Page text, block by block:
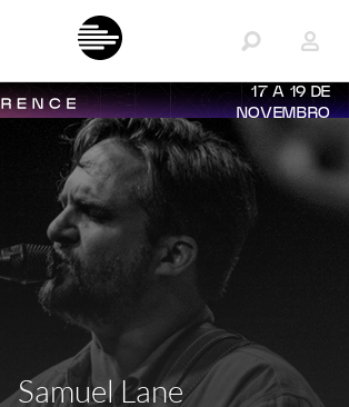
17 A 19 DE
NOVEMBRO
Samuel Lane